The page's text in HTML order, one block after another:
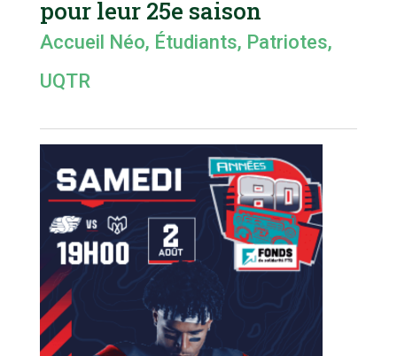
pour leur 25e saison
Accueil Néo, Étudiants, Patriotes,
UQTR